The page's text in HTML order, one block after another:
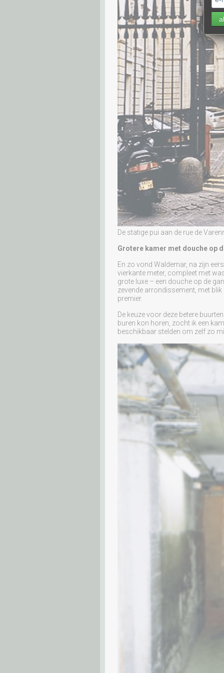
De statige pui aan de rue de
Grotere kamer met douche op
En zo vond Waldemar, na zijn
vierkante meter, compleet met
grote luxe – een douche op de
zevende arrondissement, met
premier.
De keuze voor deze betere
buren kon horen, zocht ik een
beschikbaar stelden om zelf zo